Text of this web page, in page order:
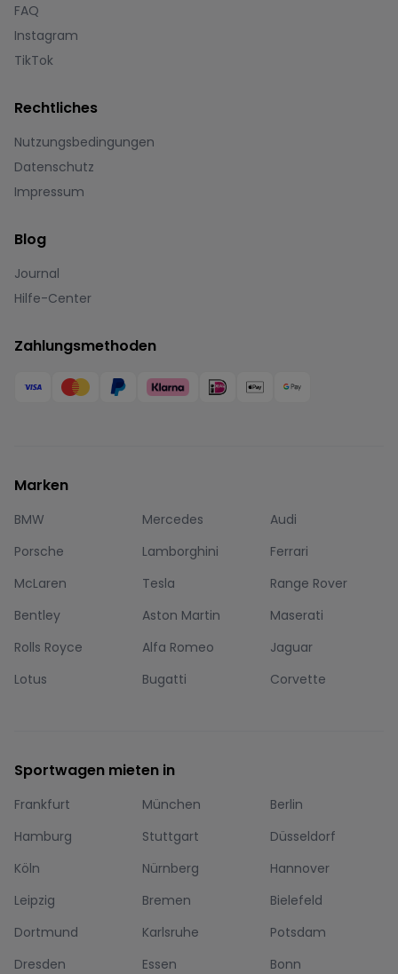
FAQ
Instagram
TikTok
Rechtliches
Nutzungsbedingungen
Datenschutz
Impressum
Blog
Journal
Hilfe-Center
Zahlungsmethoden
Marken
BMW Mercedes
Audi
Porsche
Lamborghini
Ferrari
McLaren
Tesla
Range Rover
Bentley
Aston Martin
Maserati
Rolls Royce
Alfa Romeo
Jaguar
Lotus
Bugatti Corvette
Sportwagen mieten in
Frankfurt München
Berlin
Hamburg
Stuttgart
Düsseldorf
Köln
Nürnberg
Hannover
Leipzig
Bremen
Bielefeld
Dortmund
Karlsruhe
Potsdam
Dresden
Essen Bonn